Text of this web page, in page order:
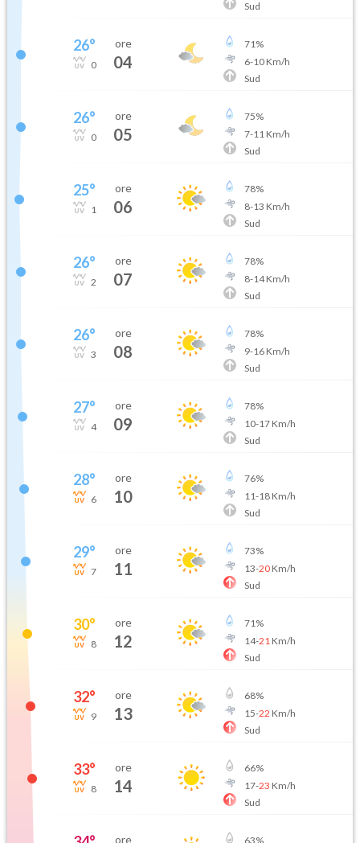
Sud
26°
0
ore
04
71%
6-10Km/h
Sud
26°
0
ore
05
75%
7-11 Km/h
Sud
25°
1
ore
06
78%
8-13 Km/h
Sud
26°
2
ore
07
78%
8-14Km/h
Sud
26°
3
ore
08
78%
9-16Km/h
Sud
27°
4
ore
09
78%
10-17Km/h
Sud
28°
6
ore
10
76%
11-18Km/h
Sud
29°
7
ore
11
73%
13-20Km/h
Sud
30°
8
ore
12
71%
14-21 Km/h
Sud
32°
9
ore
13
68%
15-22 Km/h
Sud
33°
8
ore
14
66%
17-23 Km/h
Sud
ore 63%